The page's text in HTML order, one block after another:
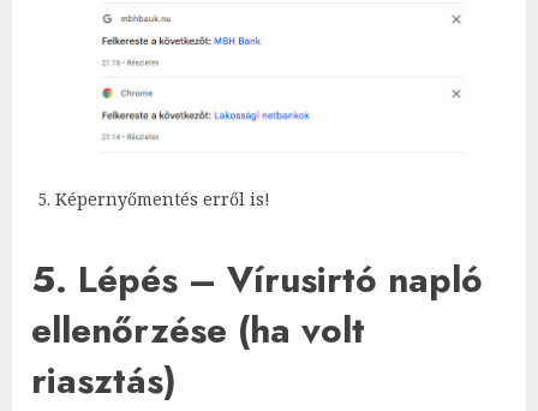
Képernyőmentés erről is!
5. Lépés – Vírusirtó napló
ellenőrzése (ha volt
riasztás)